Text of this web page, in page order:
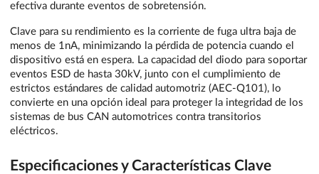
efectiva durante eventos de sobretensión.
Clave para su rendimiento es la corriente de fuga ultra baja de
menos de 1nA, minimizando la pérdida de potencia cuando el
dispositivo está en espera. La capacidad del diodo para soportar
eventos ESD de hasta 30kV, junto con el cumplimiento de
estrictos estándares de calidad automotriz (AEC-Q101), lo
convierte en una opción ideal para proteger la integridad de los
sistemas de bus CAN automotrices contra transitorios
eléctricos.
Especificaciones y Características Clave